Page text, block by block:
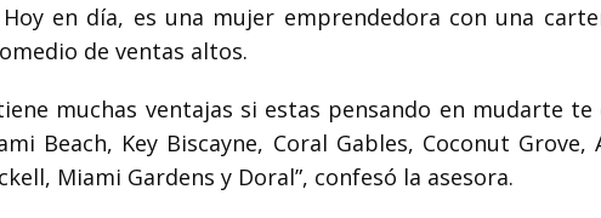
en día, es una mujer emprendedora con una
de ventas altos.
muchas ventajas si estas pensando en mudarte
Beach, Key Biscayne, Coral Gables, Coconut Grove,
Miami Gardens y Doral”, confesó la asesora.